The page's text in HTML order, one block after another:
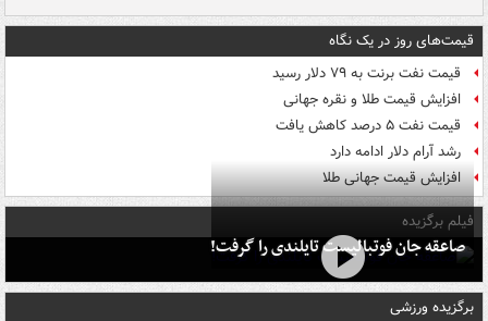
قیمت‌های روز در یک نگاه
قیمت نفت برنت به ۷۹ دلار رسید
افزایش قیمت طلا و نقره جهانی
قیمت نفت ۵ درصد کاهش یافت
رشد آرام دلار ادامه دارد
افزایش قیمت جهانی طلا
فیلم برگزیده
صاعقه جان فوتبالیست تایلندی را گرفت!
برگزیده ورزشی